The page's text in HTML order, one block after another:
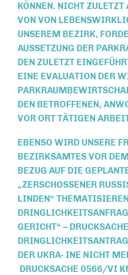
KÖNNEN. NICHT
VON VON
UNSEREM BEZIRK,
AUSSETZUNG DER
DEN ZULETZT
EINE EVALUATION DER
DEN BETROFFENEN,
VOR ORT TÄTIGEN
EBENSO WIRD UNSERE
BEZIRKSAMTES VOR
BEZUG AUF DIE
ZERSCHOSSENER
LINDEN“
GERICHT“ –
DER UKRA- INE NICHT
DRUCKSACHE 0566/VI